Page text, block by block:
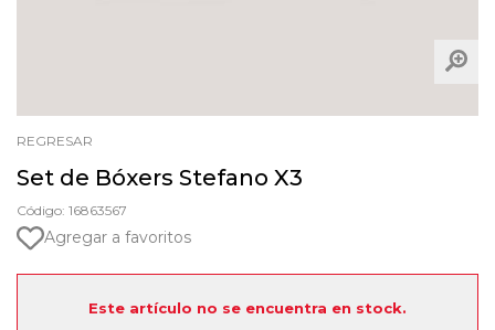
REGRESAR
Set de Bóxers Stefano X3
Código: 16863567
Agregar a favoritos
Este artículo no se encuentra en stock.